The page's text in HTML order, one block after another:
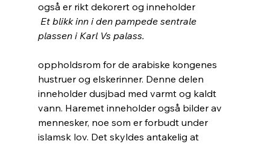
også er rikt dekorert og inneholder
Et blikk inn i den pampede sentrale
plassen i Karl Vs palass.
oppholdsrom for de arabiske kongenes
hustruer og elskerinner. Denne delen
inneholder dusjbad med varmt og kaldt
vann. Haremet inneholder også bilder av
mennesker, noe som er forbudt under
islamsk lov. Det skyldes antakelig at